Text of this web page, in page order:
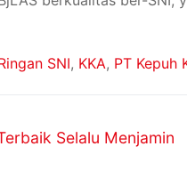
SNI, KKA, PT Kepuh
Selalu Menjamin